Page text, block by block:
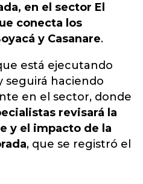
en el sector El
conecta los
y Casanare.
está ejecutando
seguirá haciendo
en el sector, donde
revisará la
y el impacto de la
, que se registró el